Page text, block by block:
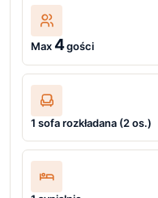
Max 4gości
1 sofa rozkładana (2 os.)